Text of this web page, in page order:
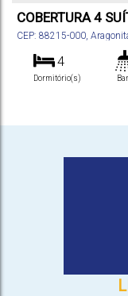
COBERTURA 4
CEP: 88215-000,
4
Dormitório(s)